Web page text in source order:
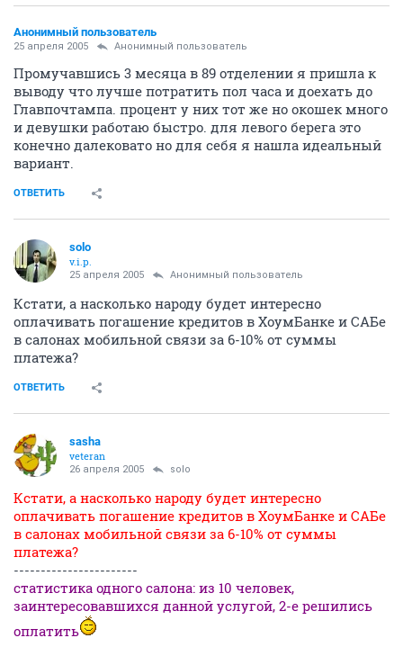
Анонимный пользователь
25 апреля 2005 Анонимный пользователь
Промучавшись 3 месяца в 89 отделении я пришла к
выводу что лучше потратить пол часа и доехать до
Главпочтампа. процент у них тот же но окошек много
и девушки работаю быстро. для левого берега это
конечно далековато но для себя я нашла идеальный
вариант.
ОТВЕТИТЬ
solo
v.i.p.
25 апреля 2005 Анонимный пользователь
Кстати, а насколько народу будет интересно
оплачивать погашение кредитов в ХоумБанке и САБе
в салонах мобильной связи за 6-10% от суммы
платежа?
ОТВЕТИТЬ
sasha
veteran
26 апреля 2005 solo
Кстати, а насколько народу будет интересно
оплачивать погашение кредитов в ХоумБанке и САБе
в салонах мобильной связи за 6-10% от суммы
платежа?
-----------------------
статистика одного салона: из 10 человек,
заинтересовавшихся данной услугой, 2-е решились
оплатить